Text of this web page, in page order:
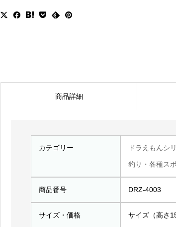
商品詳細
カテゴリー ドラえもんシ
釣り・各種ス
商品番号 DRZ-4003
サイズ・価格 サイズ（高さ